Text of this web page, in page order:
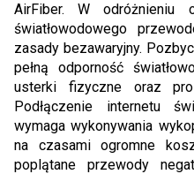
AirFiber. W odróżnieniu
światłowodowego
zasady bezawaryjny.
pełną odporność
usterki fizyczne oraz
Podłączenie internetu
wymaga wykonywania
na czasami ogromne
poplątane przewody